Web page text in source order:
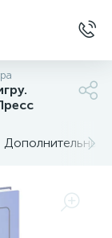
Дополнительные